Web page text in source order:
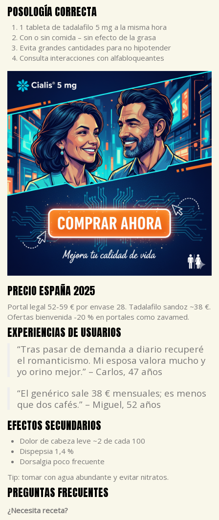
POSOLOGÍA CORRECTA
1 tableta de tadalafilo 5 mg a la misma hora
Con o sin comida – sin efecto de la grasa
Evita grandes cantidades para no hipotender
Consulta interacciones con alfabloqueantes
PRECIO ESPAÑA 2025
Portal legal 52-59 € por envase 28. Tadalafilo sandoz ~38 €.
Ofertas bienvenida -20 % en portales como zavamed.
EXPERIENCIAS DE USUARIOS
“Tras pasar de demanda a diario recuperé
el romanticismo. Mi esposa valora mucho y
yo orino mejor.” – Carlos, 47 años
“El genérico sale 38 € mensuales; es menos
que dos cafés.” – Miguel, 52 años
EFECTOS SECUNDARIOS
Dolor de cabeza leve ~2 de cada 100
Dispepsia 1,4 %
Dorsalgia poco frecuente
Tip: tomar con agua abundante y evitar nitratos.
PREGUNTAS FRECUENTES
¿Necesita receta?